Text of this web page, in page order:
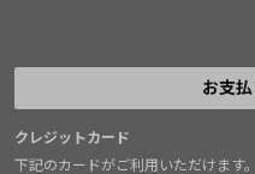
差しは発表当時から変わ
お支
クレジットカード
下記のカードがご利用いただけます。